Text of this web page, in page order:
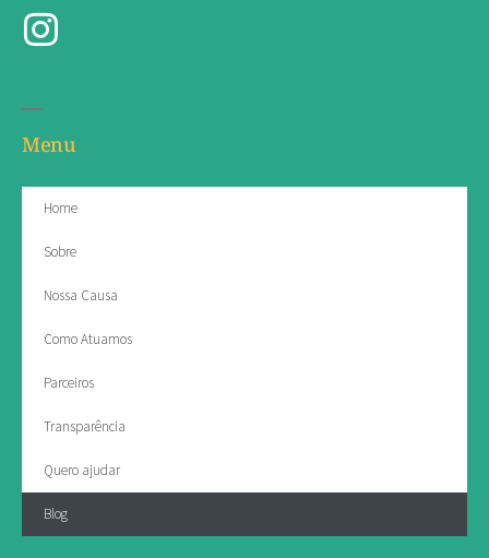
Menu
Home
Sobre
Nossa Causa
Como Atuamos
Parceiros
Transparência
Quero ajudar
Blog